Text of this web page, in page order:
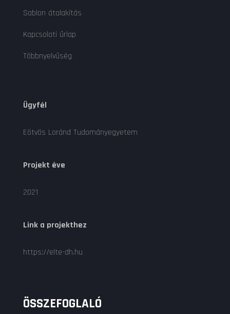
Sablon átalakítás
Kapcsolati űrlap
Többnyelvűség
Ügyfél
Eötvös Loránd Tudományegyetem
Projekt éve
2021
Link a projekthez
https://elte-dh.hu
ÖSSZEFOGLALÓ